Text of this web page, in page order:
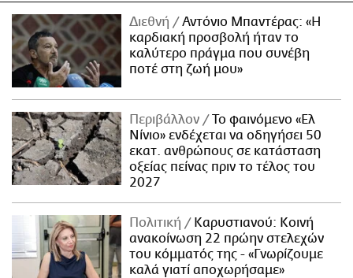
Διεθνή
Αντόνιο Μπαντέρας: «Η
καρδιακή προσβολή ήταν το
καλύτερο πράγμα που συνέβη
ποτέ στη ζωή μου»
Περιβάλλον
Το φαινόμενο «Ελ
Νίνιο» ενδέχεται να οδηγήσει 50
εκατ. ανθρώπους σε κατάσταση
οξείας πείνας πριν το τέλος του
2027
Πολιτική
Καρυστιανού: Κοινή
ανακοίνωση 22 πρώην στελεχών
του κόμματός της - «Γνωρίζουμε
καλά γιατί αποχωρήσαμε»